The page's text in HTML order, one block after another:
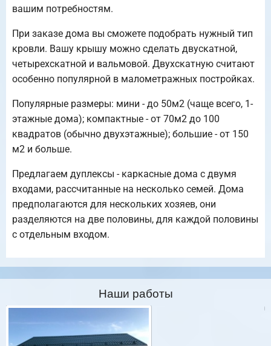
вашим потребностям.
При заказе дома вы сможете подобрать нужный тип
кровли. Вашу крышу можно сделать двускатной,
четырехскатной и вальмовой. Двухскатную считают
особенно популярной в малометражных постройках.
Популярные размеры: мини - до 50м2 (чаще всего, 1-
этажные дома); компактные - от 70м2 до 100
квадратов (обычно двухэтажные); большие - от 150
м2 и больше.
Предлагаем дуплексы - каркасные дома с двумя
входами, рассчитанные на несколько семей. Дома
предполагаются для нескольких хозяев, они
разделяются на две половины, для каждой половины
с отдельным входом.
Наши работы